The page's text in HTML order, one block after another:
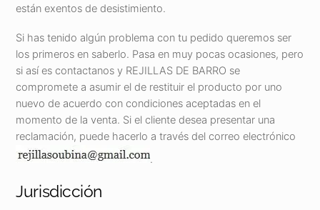
están exentos de desistimiento.
Si has tenido algún problema con tu pedido queremos ser
los primeros en saberlo. Pasa en muy pocas ocasiones, pero
si así es contactanos y REJILLAS DE BARRO se
compromete a asumir el de restituir el producto por uno
nuevo de acuerdo con condiciones aceptadas en el
momento de la venta. Si el cliente desea presentar una
reclamación, puede hacerlo a través del correo electrónico
.
Jurisdicción